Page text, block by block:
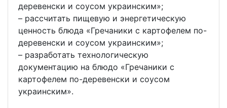
деревенски и соусом украинским»;
– рассчитать пищевую и энергетическую
ценность блюда «Гречаники с картофелем по-
деревенски и соусом украинским»;
– разработать технологическую
документацию на блюдо «Гречаники с
картофелем по-деревенски и соусом
украинским».